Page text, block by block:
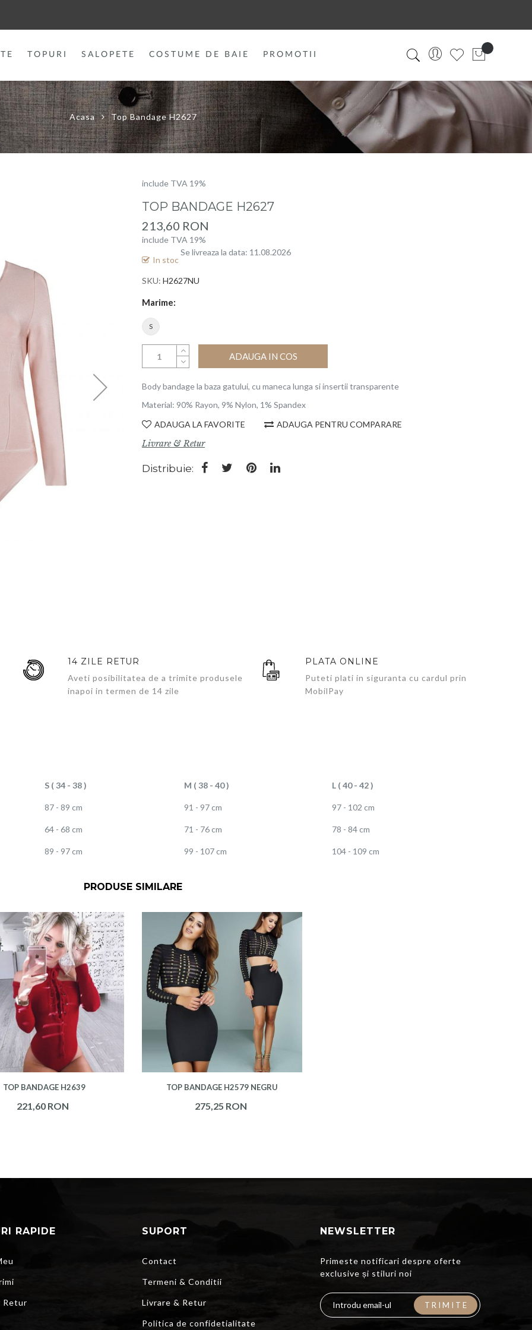
TOPURI SALOPETE COSTUME DE BAIE PROMOTII
Acasa Top Bandage H2627
include TVA 19%
TOP BANDAGE H2627
213,60 RON
include TVA 19%
In stoc
Se livreaza la data: 11.08.2026
SKU H2627NU
Marime
S
ADAUGA IN COS
Body bandage la baza gatului, cu maneca lunga si insertii transparente
Material: 90% Rayon, 9% Nylon, 1% Spandex
ADAUGA LA FAVORITE
ADAUGA PENTRU COMPARARE
Livrare & Retur
Distribuie:
14 ZILE RETUR
Aveti posibilitatea de a trimite produsele
inapoi in termen de 14 zile
PLATA ONLINE
Puteti plati in siguranta cu cardul prin
MobilPay
S ( 34 - 38 ) M ( 38 - 40 ) L ( 40 - 42 )
87 - 89 cm 91 - 97 cm 97 - 102 cm
64 - 68 cm 71 - 76 cm 78 - 84 cm
89 - 97 cm 99 - 107 cm 104 - 109 cm
PRODUSE SIMILARE
TOP BANDAGE H2639
221,60 RON
TOP BANDAGE H2579 NEGRU
275,25 RON
RAPIDE
Retur
SUPORT
Contact
Termeni & Conditii
Livrare & Retur
Politica de confidetialitate
NEWSLETTER
Primeste notificari despre oferte
exclusive și stiluri noi
TRIMITE